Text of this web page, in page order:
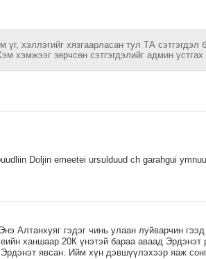
хэллэгийг хязгаарласан тул ТА сэтгэгдэл
хэмжээг зөрчсөн сэтгэгдэлийг админ устгах
Doljin emeetei ursulduud ch garahgui
Алтанхуяг гэдэг чинь улаан луйварчин
ханшаар 20К үнэтэй бараа аваад
явсан. Ийм хүн дэвшүүлэхээр яаж